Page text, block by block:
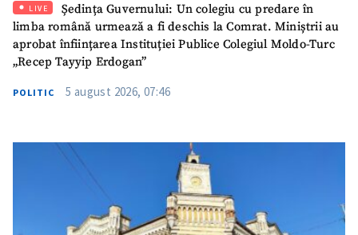
LIVE
Ședința Guvernului: Un colegiu cu predare în
limba română urmează a fi deschis la Comrat. Miniștrii au
aprobat înființarea Instituției Publice Colegiul Moldo-Turc
„Recep Tayyip Erdogan”
POLITIC 5 august 2026, 07:46
TRIMITE ȘTIREA